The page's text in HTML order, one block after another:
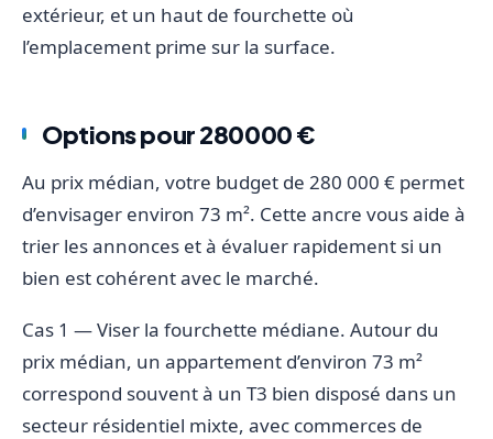
extérieur, et un haut de fourchette où
l’emplacement prime sur la surface.
Options pour 280000 €
Au prix médian, votre budget de 280 000 € permet
d’envisager environ 73 m². Cette ancre vous aide à
trier les annonces et à évaluer rapidement si un
bien est cohérent avec le marché.
Cas 1 — Viser la fourchette médiane. Autour du
prix médian, un appartement d’environ 73 m²
correspond souvent à un T3 bien disposé dans un
secteur résidentiel mixte, avec commerces de